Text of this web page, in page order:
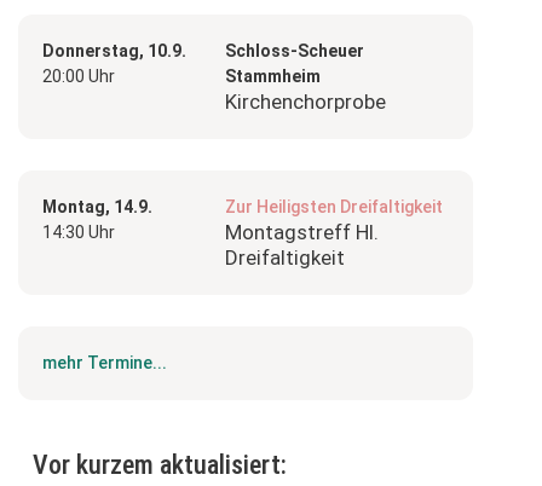
Donnerstag, 10.9.
Schloss-Scheuer
Stammheim
20:00 Uhr
Kirchenchorprobe
Montag, 14.9.
Zur Heiligsten Dreifaltigkeit
14:30 Uhr
Montagstreff Hl.
Dreifaltigkeit
mehr Termine...
Vor kurzem aktualisiert: